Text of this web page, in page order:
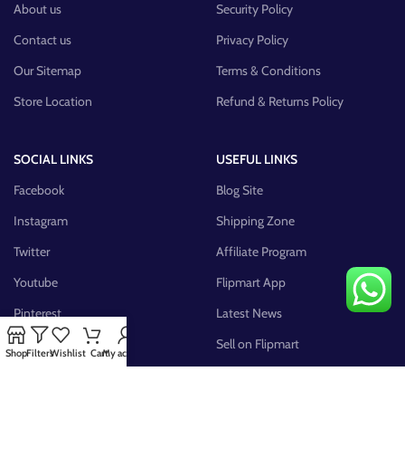
About us
Contact us
Our Sitemap
Store Location
Security Policy
Privacy Policy
Terms & Conditions
Refund & Returns Policy
SOCIAL LINKS
Facebook
Instagram
Twitter
Youtube
Pinterest
FB Group
USEFUL LINKS
Blog Site
Shipping Zone
Affiliate Program
Flipmart App
Latest News
Sell on Flipmart
ShopFiltersWishlist CartMy account